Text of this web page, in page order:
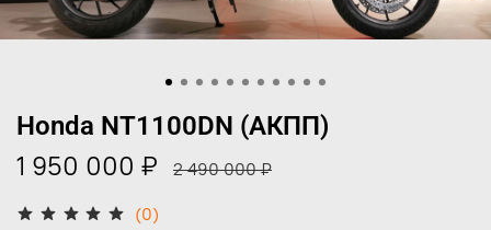
(0)
Honda NT1100DN (АКПП)
1 950 000 ₽ 2 490 000 ₽